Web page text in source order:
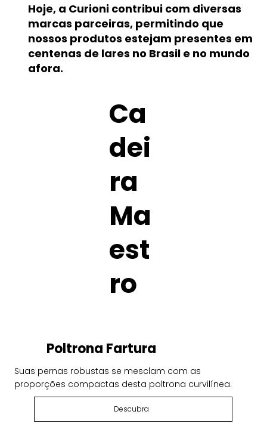
Hoje, a Curioni contribui com diversas
marcas parceiras, permitindo que
nossos produtos estejam presentes em
centenas de lares no Brasil e no mundo
afora.
Ca
dei
ra
Ma
est
ro
Poltrona Fartura
Suas pernas robustas se mesclam com as
proporções compactas desta poltrona curvilínea.
Descubra